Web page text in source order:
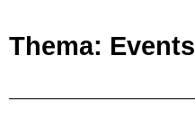
Thema: Events